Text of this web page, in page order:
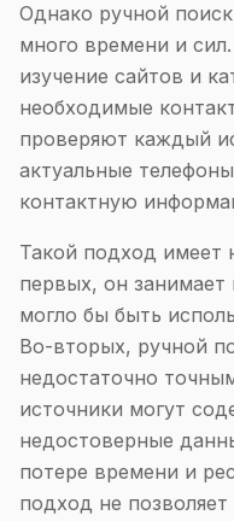
Однако ручной
много времени и
изучение сайтов и
необходимые
проверяют каждый
актуальные
контактную
Такой подход имеет
первых, он
могло бы быть
Во-вторых, ручной
недостаточно
источники могут
недостоверные
потере времени и
подход не